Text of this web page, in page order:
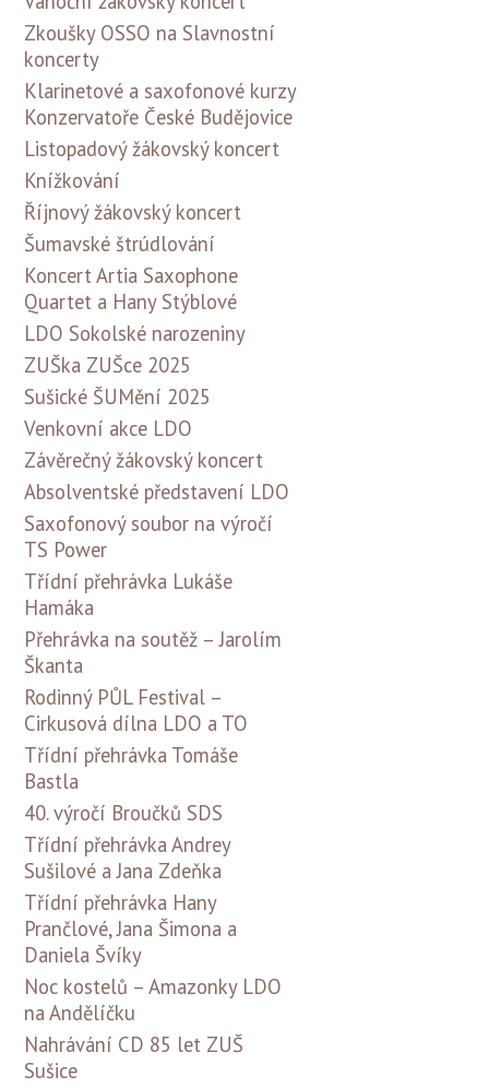
Zkoušky OSSO na Slavnostní
koncerty
Klarinetové a saxofonové kurzy
Konzervatoře České Budějovice
Listopadový žákovský koncert
Knížkování
Říjnový žákovský koncert
Šumavské štrúdlování
Koncert Artia Saxophone
Quartet a Hany Stýblové
LDO Sokolské narozeniny
ZUŠka ZUŠce 2025
Sušické ŠUMění 2025
Venkovní akce LDO
Závěrečný žákovský koncert
Absolventské představení LDO
Saxofonový soubor na výročí
TS Power
Třídní přehrávka Lukáše
Hamáka
Přehrávka na soutěž – Jarolím
Škanta
Rodinný PŮL Festival –
Cirkusová dílna LDO a TO
Třídní přehrávka Tomáše
Bastla
40. výročí Broučků SDS
Třídní přehrávka Andrey
Sušilové a Jana Zdeňka
Třídní přehrávka Hany
Prančlové, Jana Šimona a
Daniela Švíky
Noc kostelů – Amazonky LDO
na Andělíčku
Nahrávání CD 85 let ZUŠ
Sušice